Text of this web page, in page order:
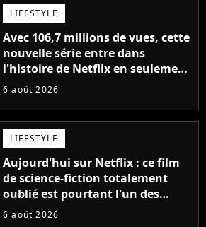
LIFESTYLE
Avec 106,7 millions de vues, cette
nouvelle série entre dans
l'histoire de Netflix en seulement
48 jours
6 août 2026
LIFESTYLE
Aujourd'hui sur Netflix : ce film
de science-fiction totalement
oublié est pourtant l'un des
meilleurs des années 2010
6 août 2026